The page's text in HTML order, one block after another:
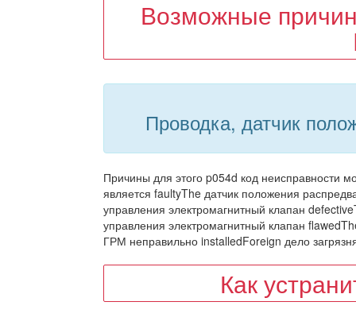
Возможные
Проводка, датчик
Причины для этого p054d код неисправности
является faultyThe датчик положения
управления электромагнитный клапан
управления электромагнитный клапан
ГРМ неправильно installedForeign дело
Как